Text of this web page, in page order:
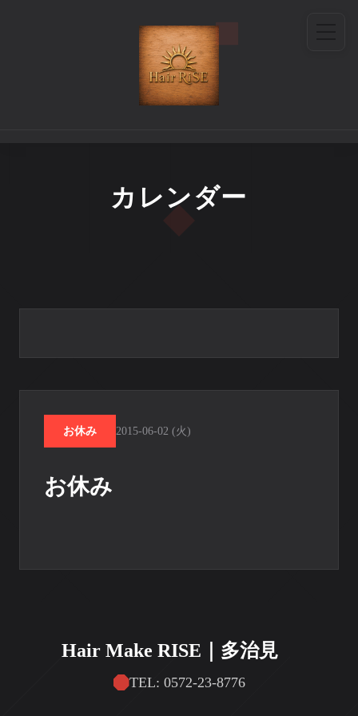
カレンダー
お休み 2015-06-02 (火)
お休み
Hair Make RISE｜多治見
TEL: 0572-23-8776